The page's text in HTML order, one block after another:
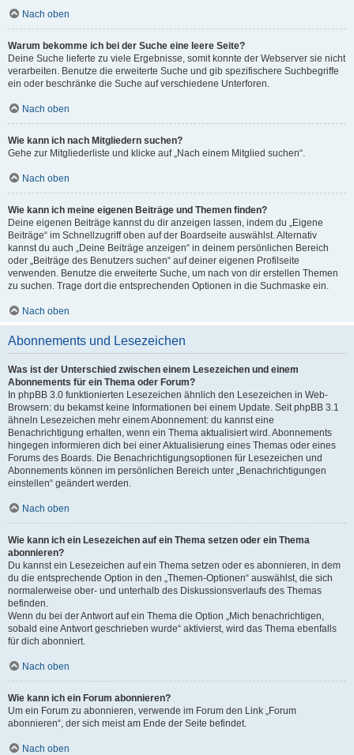
Nach oben
Warum bekomme ich bei der Suche eine leere Seite?
Deine Suche lieferte zu viele Ergebnisse, somit konnte der Webserver sie nicht
verarbeiten. Benutze die erweiterte Suche und gib spezifischere Suchbegriffe
ein oder beschränke die Suche auf verschiedene Unterforen.
Nach oben
Wie kann ich nach Mitgliedern suchen?
Gehe zur Mitgliederliste und klicke auf „Nach einem Mitglied suchen“.
Nach oben
Wie kann ich meine eigenen Beiträge und Themen finden?
Deine eigenen Beiträge kannst du dir anzeigen lassen, indem du „Eigene
Beiträge“ im Schnellzugriff oben auf der Boardseite auswählst. Alternativ
kannst du auch „Deine Beiträge anzeigen“ in deinem persönlichen Bereich
oder „Beiträge des Benutzers suchen“ auf deiner eigenen Profilseite
verwenden. Benutze die erweiterte Suche, um nach von dir erstellen Themen
zu suchen. Trage dort die entsprechenden Optionen in die Suchmaske ein.
Nach oben
Abonnements und Lesezeichen
Was ist der Unterschied zwischen einem Lesezeichen und einem
Abonnements für ein Thema oder Forum?
In phpBB 3.0 funktionierten Lesezeichen ähnlich den Lesezeichen in Web-
Browsern: du bekamst keine Informationen bei einem Update. Seit phpBB 3.1
ähneln Lesezeichen mehr einem Abonnement: du kannst eine
Benachrichtigung erhalten, wenn ein Thema aktualisiert wird. Abonnements
hingegen informieren dich bei einer Aktualisierung eines Themas oder eines
Forums des Boards. Die Benachrichtigungsoptionen für Lesezeichen und
Abonnements können im persönlichen Bereich unter „Benachrichtigungen
einstellen“ geändert werden.
Nach oben
Wie kann ich ein Lesezeichen auf ein Thema setzen oder ein Thema
abonnieren?
Du kannst ein Lesezeichen auf ein Thema setzen oder es abonnieren, in dem
du die entsprechende Option in den „Themen-Optionen“ auswählst, die sich
normalerweise ober- und unterhalb des Diskussionsverlaufs des Themas
befinden.
Wenn du bei der Antwort auf ein Thema die Option „Mich benachrichtigen,
sobald eine Antwort geschrieben wurde“ aktivierst, wird das Thema ebenfalls
für dich abonniert.
Nach oben
Wie kann ich ein Forum abonnieren?
Um ein Forum zu abonnieren, verwende im Forum den Link „Forum
abonnieren“, der sich meist am Ende der Seite befindet.
Nach oben